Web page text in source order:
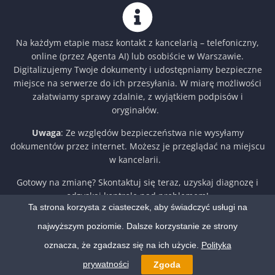
Na każdym etapie masz kontakt z kancelarią – telefoniczny,
online (przez Agenta AI) lub osobiście w Warszawie.
Digitalizujemy Twoje dokumenty i udostępniamy bezpieczne
miejsce na serwerze do ich przesyłania. W miarę możliwości
załatwiamy sprawy zdalnie, z wyjątkiem podpisów i
oryginałów.
Uwaga: Ze względów bezpieczeństwa nie wysyłamy
dokumentów przez internet. Możesz je przeglądać na miejscu
w kancelarii.
Gotowy na zmianę? Skontaktuj się teraz, uzyskaj diagnozę i
odzyskaj kontrolę nad problemem!
Copyright © 2025 Anuluj Dług. All rights reserved.
Ta strona korzysta z ciasteczek, aby świadczyć usługi na
najwyższym poziomie. Dalsze korzystanie ze strony
oznacza, że zgadzasz się na ich użycie. Polityka
prywatności
Zgoda